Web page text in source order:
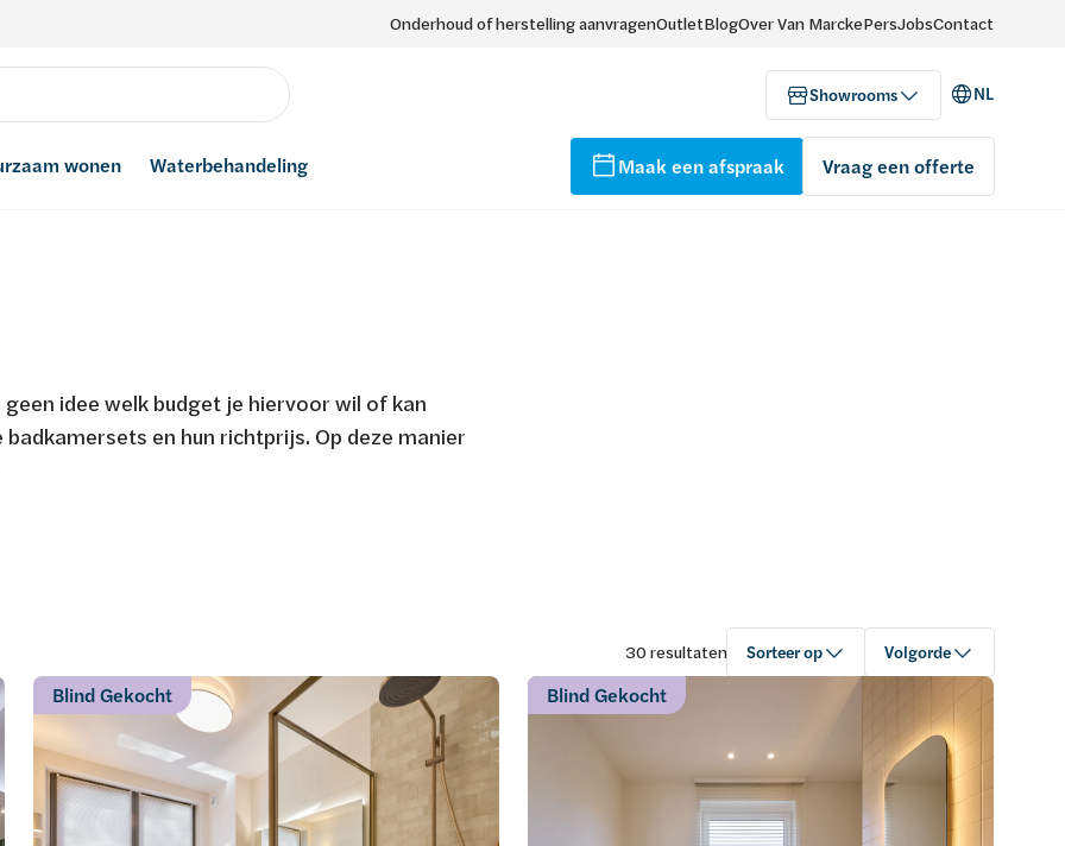
Onderhoud of herstelling aanvragenOutletBlogOver Van MarckePersJobsContact
Showrooms NL
wonen Waterbehandeling Maak een afspraak Vraag een offerte
idee welk budget je hiervoor wil of kan
en hun richtprijs. Op deze manier
budget te
resultaten Sorteer op Volgorde
Aflopend
Blind Gekocht Blind Gekocht